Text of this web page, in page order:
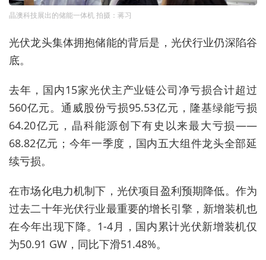
晶澳科技展出的储能一体机 拍摄：蒋习
光伏龙头集体拥抱储能的背后是，光伏行业仍深陷谷
底。
去年，国内15家光伏主产业链公司净亏损合计超过
560亿元。通威股份亏损95.53亿元，隆基绿能亏损
64.20亿元，晶科能源创下有史以来最大亏损——
68.82亿元； 今年一季度，国内五大组件龙头全部延
续亏损。
在市场化电力机制下，光伏项目盈利预期降低。 作为
过去二十年光伏行业最重要的增长引擎，新增装机也
在今年出现下降。 1-4月，国内累计光伏新增装机仅
为50.91 GW，同比下滑51.48%。